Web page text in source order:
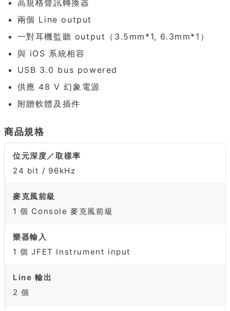
高規格聲訊轉換器
兩個 Line output
一對耳機監聽 output（3.5mm*1, 6.3mm*1）
與 iOS 系統相容
USB 3.0 bus powered
供應 48 V 幻象電源
附贈軟體及插件
商品規格
位元深度／取樣率
24 bit / 96kHz
麥克風前級
1 個 Console 麥克風前級
樂器輸入
1 個 JFET Instrument input
Line 輸出
2 個